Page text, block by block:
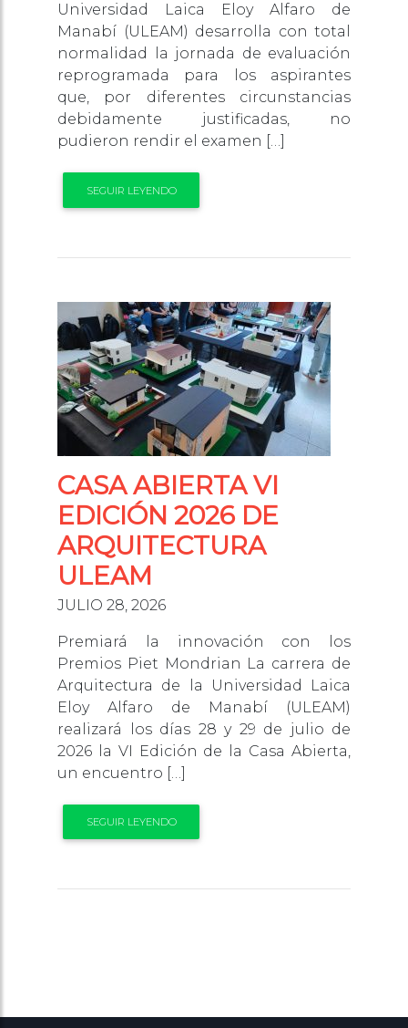
Universidad Laica Eloy Alfaro de
Manabí (ULEAM) desarrolla con total
normalidad la jornada de evaluación
reprogramada para los aspirantes
que, por diferentes circunstancias
debidamente justificadas, no
pudieron rendir el examen […]
SEGUIR LEYENDO
CASA ABIERTA VI
EDICIÓN 2026 DE
ARQUITECTURA
ULEAM
JULIO 28, 2026
Premiará la innovación con los
Premios Piet Mondrian La carrera de
Arquitectura de la Universidad Laica
Eloy Alfaro de Manabí (ULEAM)
realizará los días 28 y 29 de julio de
2026 la VI Edición de la Casa Abierta,
un encuentro […]
SEGUIR LEYENDO